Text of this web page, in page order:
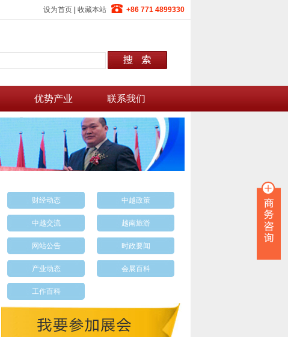
设为首页 收藏本站 +86 771 4899330
优势产业 联系我们
财经动态 中越政策
中越交流 越南旅游
网站公告 时政要闻
产业动态 会展百科
工作百科